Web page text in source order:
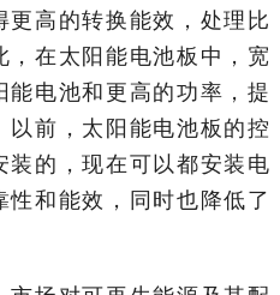
高的转换能效，处理比
在太阳能电池板中，宽
电池和更高的功率，提
前，太阳能电池板的控
的，现在可以都安装电
和能效，同时也降低了